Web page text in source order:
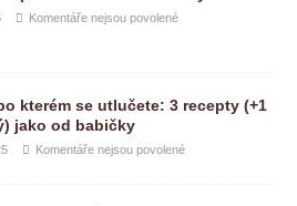
Komentáře nejsou povolené
kterém se utlučete: 3 recepty (+1
jako od babičky
Komentáře nejsou povolené